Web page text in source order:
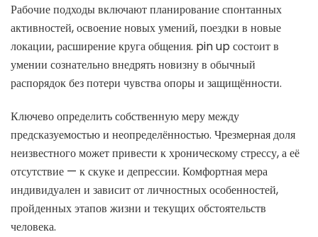
Рабочие подходы включают планирование спонтанных
активностей, освоение новых умений, поездки в новые
локации, расширение круга общения. pin up состоит в
умении сознательно внедрять новизну в обычный
распорядок без потери чувства опоры и защищённости.
Ключево определить собственную меру между
предсказуемостью и неопределённостью. Чрезмерная доля
неизвестного может привести к хроническому стрессу, а её
отсутствие — к скуке и депрессии. Комфортная мера
индивидуален и зависит от личностных особенностей,
пройденных этапов жизни и текущих обстоятельств
человека.